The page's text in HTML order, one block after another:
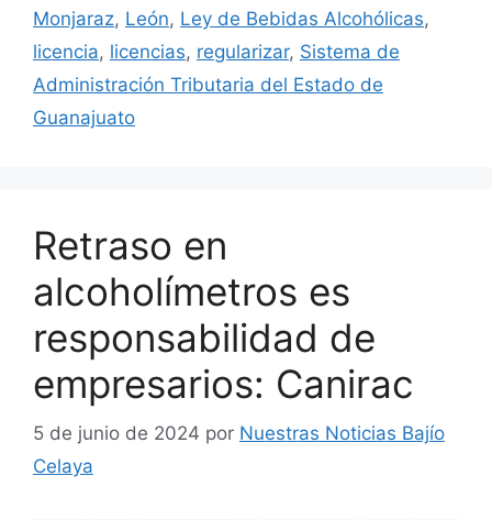
Monjaraz, León, Ley de Bebidas Alcohólicas,
licencia, licencias, regularizar, Sistema de
Administración Tributaria del Estado de
Guanajuato
Retraso en
alcoholímetros es
responsabilidad de
empresarios: Canirac
5 de junio de 2024 por Nuestras Noticias Bajío
Celaya